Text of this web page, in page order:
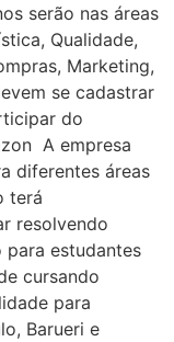
serão nas áreas
Qualidade,
Marketing,
se cadastrar
do
A empresa
diferentes áreas
terá
resolvendo
para estudantes
cursando
para
Barueri e